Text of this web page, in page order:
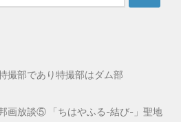
撮部であり特撮部はダム部
画放談⑤ 「ちはやふる-結び-」聖地